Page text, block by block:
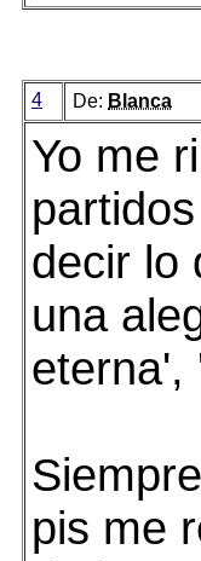
4 De: Blanca
Yo me
decir lo
una
eterna',
pis me